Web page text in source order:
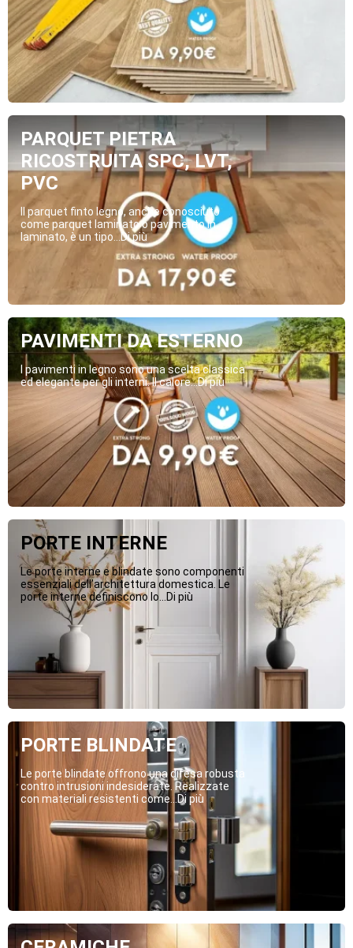
PARQUET PIETRA
RICOSTRUITA SPC, LVT,
PVC
Il parquet finto legno, anche conosciuto
come parquet laminato o pavimento in
laminato, è un tipo...Di più
PAVIMENTI DA ESTERNO
I pavimenti in legno sono una scelta classica
ed elegante per gli interni. Il calore...Di più
PORTE INTERNE
Le porte interne e blindate sono componenti
essenziali dell’architettura domestica. Le
porte interne definiscono lo...Di più
PORTE BLINDATE
Le porte blindate offrono una difesa robusta
contro intrusioni indesiderate. Realizzate
con materiali resistenti come...Di più